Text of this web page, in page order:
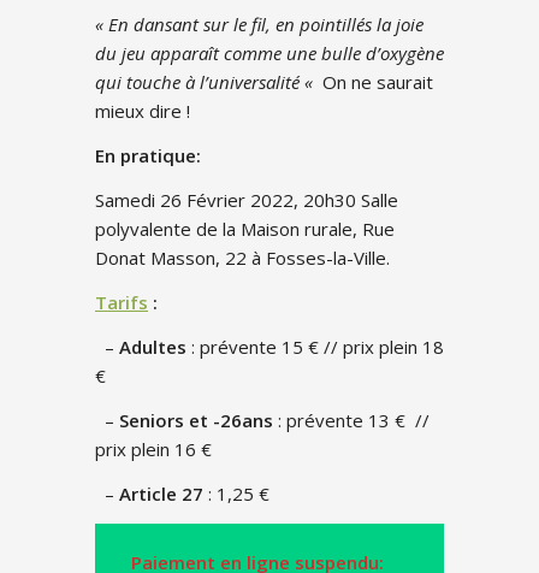
« En dansant sur le fil, en pointillés la joie
du jeu apparaît comme une bulle d’oxygène
qui touche à l’universalité « On ne saurait
mieux dire !
En pratique:
Samedi 26 Février 2022, 20h30 Salle
polyvalente de la Maison rurale, Rue
Donat Masson, 22 à Fosses-la-Ville.
Tarifs :
– Adultes : prévente 15 € // prix plein 18
€
– Seniors et -26ans : prévente 13 € //
prix plein 16 €
– Article 27 : 1,25 €
Paiement en ligne suspendu: